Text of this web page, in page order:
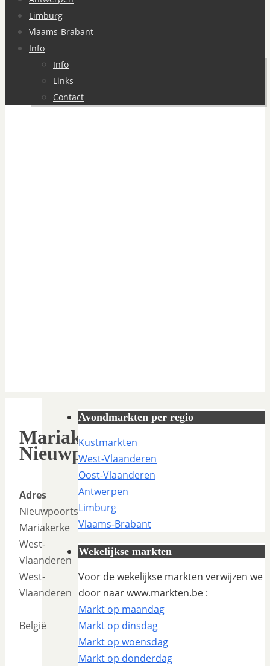
Limburg
Vlaams-Brabant
Info
Info
Links
Contact
Mariakerke
Nieuwpoortsesteenweg
Adres
Nieuwpoortsesteenweg
Mariakerke
West-
Vlaanderen
West-
Vlaanderen
België
Avondmarkten per regio
Kustmarkten
West-Vlaanderen
Oost-Vlaanderen
Antwerpen
Limburg
Vlaams-Brabant
Wekelijkse markten
Voor de wekelijkse markten verwijzen we
door naar www.markten.be :
Markt op maandag
Markt op dinsdag
Markt op woensdag
Markt op donderdag